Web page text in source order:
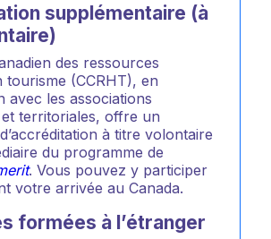
supplémentaire (à
des ressources
tourisme (CCRHT), en
avec les associations
territoriales, offre un
à titre volontaire
du programme de
. Vous pouvez y participer
votre arrivée au Canada.
formées à l’étranger